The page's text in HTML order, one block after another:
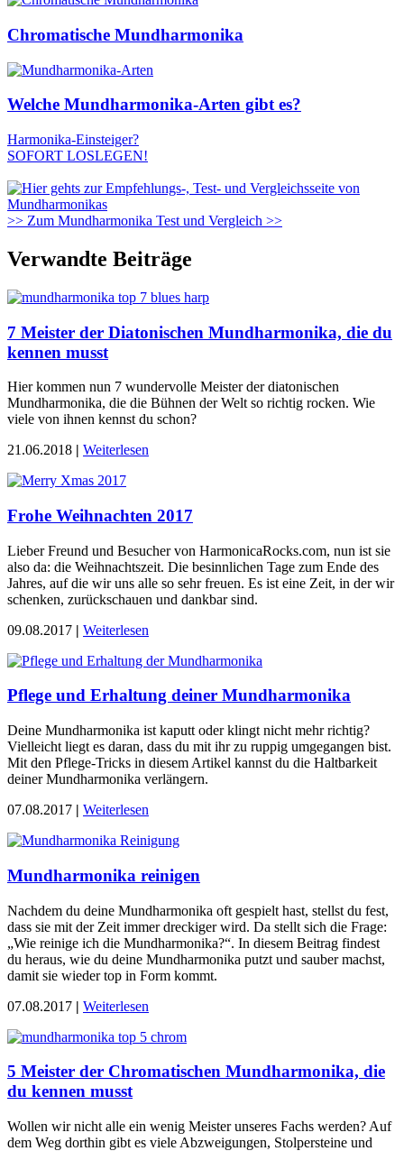
Chromatische Mundharmonika
Welche Mundharmonika-Arten gibt es?
Harmonika-Einsteiger?
SOFORT LOSLEGEN!
>> Zum Mundharmonika Test und Vergleich >>
Verwandte Beiträge
7 Meister der Diatonischen Mundharmonika, die du
kennen musst
Hier kommen nun 7 wundervolle Meister der diatonischen
Mundharmonika, die die Bühnen der Welt so richtig rocken. Wie
viele von ihnen kennst du schon?
21.06.2018 | Weiterlesen
Frohe Weihnachten 2017
Lieber Freund und Besucher von HarmonicaRocks.com, nun ist sie
also da: die Weihnachtszeit. Die besinnlichen Tage zum Ende des
Jahres, auf die wir uns alle so sehr freuen. Es ist eine Zeit, in der wir
schenken, zurückschauen und dankbar sind.
09.08.2017 | Weiterlesen
Pflege und Erhaltung deiner Mundharmonika
Deine Mundharmonika ist kaputt oder klingt nicht mehr richtig?
Vielleicht liegt es daran, dass du mit ihr zu ruppig umgegangen bist.
Mit den Pflege-Tricks in diesem Artikel kannst du die Haltbarkeit
deiner Mundharmonika verlängern.
07.08.2017 | Weiterlesen
Mundharmonika reinigen
Nachdem du deine Mundharmonika oft gespielt hast, stellst du fest,
dass sie mit der Zeit immer dreckiger wird. Da stellt sich die Frage:
„Wie reinige ich die Mundharmonika?“. In diesem Beitrag findest
du heraus, wie du deine Mundharmonika putzt und sauber machst,
damit sie wieder top in Form kommt.
07.08.2017 | Weiterlesen
5 Meister der Chromatischen Mundharmonika, die
du kennen musst
Wollen wir nicht alle ein wenig Meister unseres Fachs werden? Auf
dem Weg dorthin gibt es viele Abzweigungen, Stolpersteine und